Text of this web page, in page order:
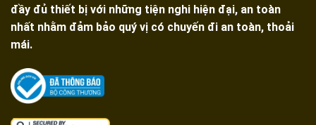
đầy đủ thiết bị với những tiện nghi hiện đại, an toàn
nhất nhằm đảm bảo quý vị có chuyến đi an toàn, thoải
mái.